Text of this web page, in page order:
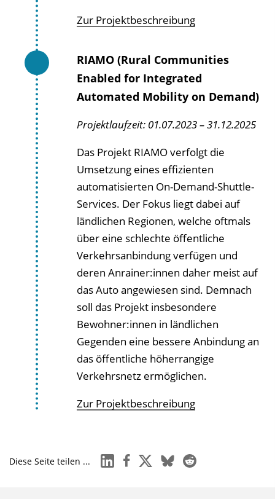
Zur Projektbeschreibung
RIAMO (Rural Communities
Enabled for Integrated
Automated Mobility on Demand)
Projektlaufzeit: 01.07.2023 – 31.12.2025
Das Projekt RIAMO verfolgt die
Umsetzung eines effizienten
automatisierten On-Demand-Shuttle-
Services. Der Fokus liegt dabei auf
ländlichen Regionen, welche oftmals
über eine schlechte öffentliche
Verkehrsanbindung verfügen und
deren Anrainer:innen daher meist auf
das Auto angewiesen sind. Demnach
soll das Projekt insbesondere
Bewohner:innen in ländlichen
Gegenden eine bessere Anbindung an
das öffentliche höherrangige
Verkehrsnetz ermöglichen.
Zur Projektbeschreibung
Diese Seite teilen ... linkedinfacebook
x blueskyreddit